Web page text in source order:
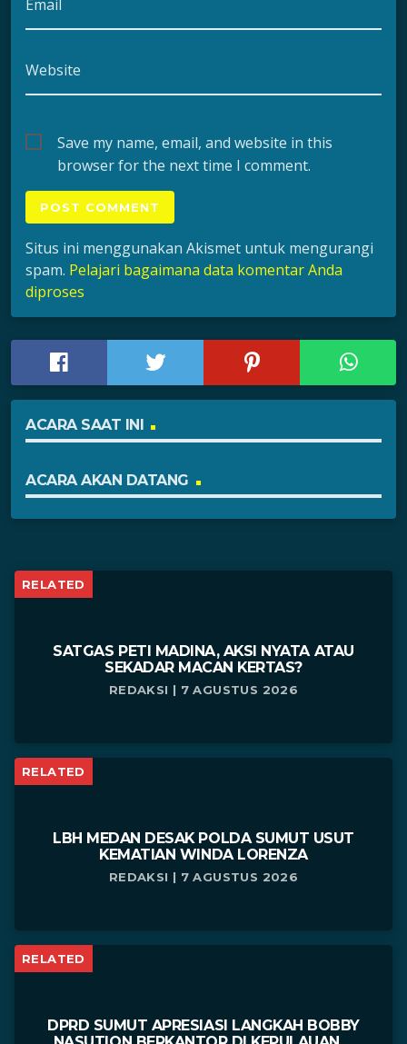
Email
Website
Save my name, email, and website in this
browser for the next time I comment.
Situs ini menggunakan Akismet untuk mengurangi
spam. Pelajari bagaimana data komentar Anda
diproses
ACARA SAAT INI
ACARA AKAN DATANG
RELATED
SATGAS PETI MADINA, AKSI NYATA ATAU
SEKADAR MACAN KERTAS?
REDAKSI | 7 AGUSTUS 2026
RELATED
LBH MEDAN DESAK POLDA SUMUT USUT
KEMATIAN WINDA LORENZA
REDAKSI | 7 AGUSTUS 2026
RELATED
DPRD SUMUT APRESIASI LANGKAH BOBBY